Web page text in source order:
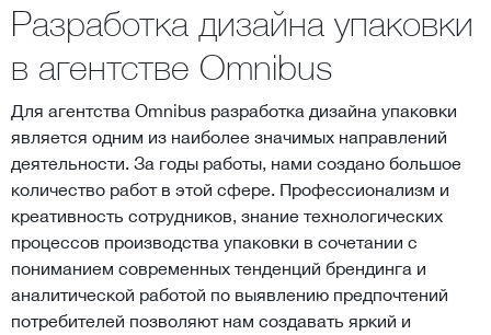
Разработка дизайна упаковки
в агентстве Omnibus
Для агентства Omnibus разработка дизайна упаковки
является одним из наиболее значимых направлений
деятельности. За годы работы, нами создано большое
количество работ в этой сфере. Профессионализм и
креативность сотрудников, знание технологических
процессов производства упаковки в сочетании с
пониманием современных тенденций брендинга и
аналитической работой по выявлению предпочтений
потребителей позволяют нам создавать яркий и